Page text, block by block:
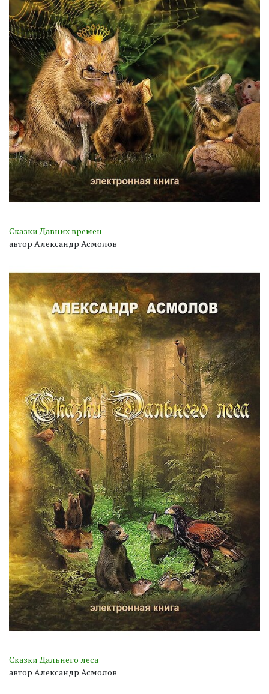
Сказки Давних времен
автор Александр Асмолов
Сказки Дальнего леса
автор Александр Асмолов